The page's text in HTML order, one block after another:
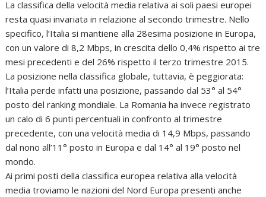
La classifica della velocità media relativa ai soli paesi europei
resta quasi invariata in relazione al secondo trimestre. Nello
specifico, l’Italia si mantiene alla 28esima posizione in Europa,
con un valore di 8,2 Mbps, in crescita dello 0,4% rispetto ai tre
mesi precedenti e del 26% rispetto il terzo trimestre 2015.
La posizione nella classifica globale, tuttavia, è peggiorata:
l’Italia perde infatti una posizione, passando dal 53° al 54°
posto del ranking mondiale. La Romania ha invece registrato
un calo di 6 punti percentuali in confronto al trimestre
precedente, con una velocità media di 14,9 Mbps, passando
dal nono all’11° posto in Europa e dal 14° al 19° posto nel
mondo.
Ai primi posti della classifica europea relativa alla velocità
media troviamo le nazioni del Nord Europa presenti anche